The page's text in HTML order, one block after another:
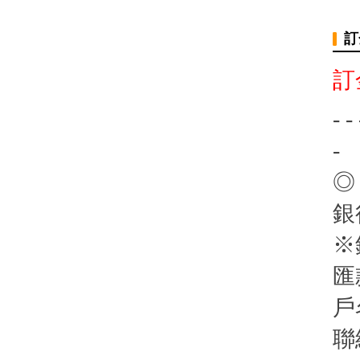
訂
- -
-
◎
銀
※
聯